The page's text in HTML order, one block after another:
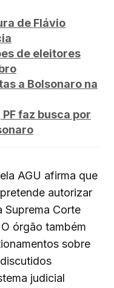
de Flávio
de eleitores
a Bolsonaro na
faz busca por
AGU afirma que
autorizar
Suprema Corte
órgão também
sobre
judicial